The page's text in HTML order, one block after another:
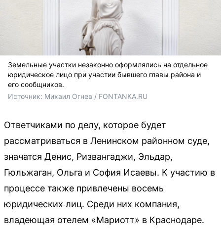
Земельные участки незаконно оформлялись на отдельное
юридическое лицо при участии бывшего главы района и
его сообщников.
Источник: Михаил Огнев / FONTANKA.RU
Ответчиками по делу, которое будет
рассматриваться в Ленинском районном суде,
значатся Денис, Ризвангаджи, Эльдар,
Гюльжаган, Ольга и София Исаевы. К участию в
процессе также привлечены восемь
юридических лиц. Среди них компания,
владеющая отелем «Мариотт» в Краснодаре.